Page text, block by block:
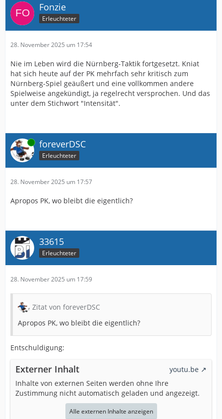
Fonzie
Erleuchteter
28. November 2025 um 17:54
Nie im Leben wird die Nürnberg-Taktik fortgesetzt. Kniat
hat sich heute auf der PK mehrfach sehr kritisch zum
Nürnberg-Spiel geäußert und eine vollkommen andere
Spielweise angekündigt, ja regelrecht versprochen. Und das
unter dem Stichwort "Intensität".
Online foreverDSC
Erleuchteter
28. November 2025 um 17:57
Apropos PK, wo bleibt die eigentlich?
33615
Erleuchteter
28. November 2025 um 17:59
Zitat von foreverDSC
Apropos PK, wo bleibt die eigentlich?
Entschuldigung:
Externer Inhalt
youtu.be
Inhalte von externen Seiten werden ohne Ihre
Zustimmung nicht automatisch geladen und angezeigt.
Alle externen Inhalte anzeigen